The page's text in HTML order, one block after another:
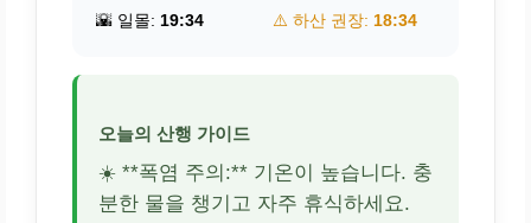
🌇 일몰: 19:34 ⚠️ 하산 권장: 18:34
오늘의 산행 가이드
☀️ **폭염 주의:** 기온이 높습니다. 충
분한 물을 챙기고 자주 휴식하세요.